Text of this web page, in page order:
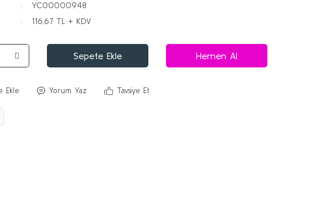
YC00000948
116,67 TL + KDV
Sepete Ekle Hemen Al
Yorum Yaz Tavsiye Et